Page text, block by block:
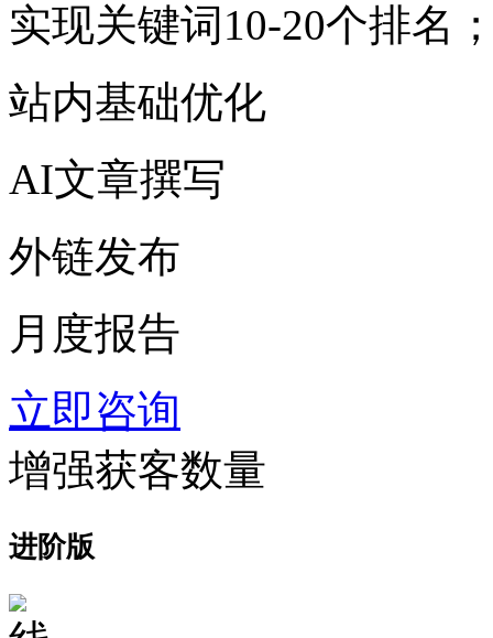
实现关键词10-20个排名
站内基础优化
AI文章撰写
外链发布
月度报告
立即咨询
增强获客数量
进阶版